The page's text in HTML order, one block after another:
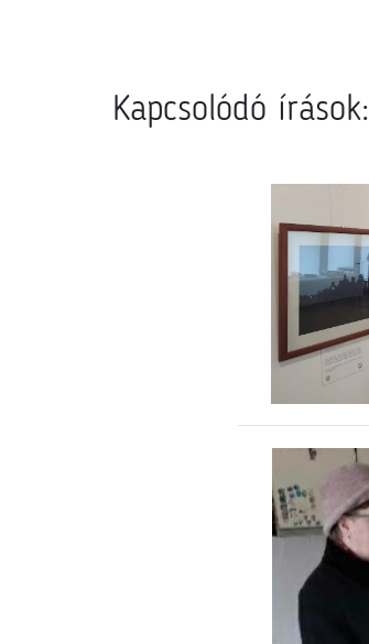
Kapcsolódó írások: